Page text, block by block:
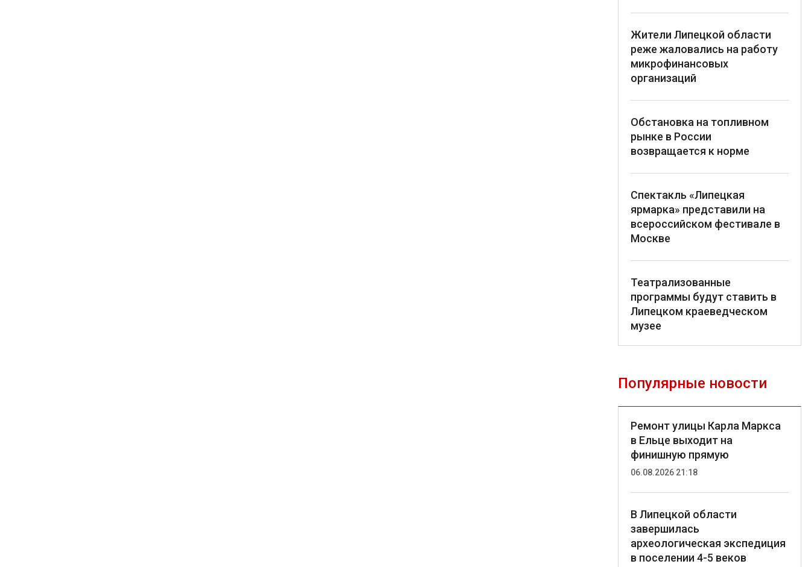
Жители Липецкой области
реже жаловались на работу
микрофинансовых
организаций
Обстановка на топливном
рынке в России
возвращается к норме
Спектакль «Липецкая
ярмарка» представили на
всероссийском фестивале в
Москве
Театрализованные
программы будут ставить в
Липецком краеведческом
музее
Популярные новости
Ремонт улицы Карла Маркса
в Ельце выходит на
финишную прямую
06.08.2026 21:18
В Липецкой области
завершилась
археологическая экспедиция
в поселении 4-5 веков